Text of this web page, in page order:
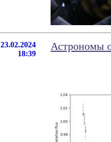
23.02.2024
18:39
Астрономы